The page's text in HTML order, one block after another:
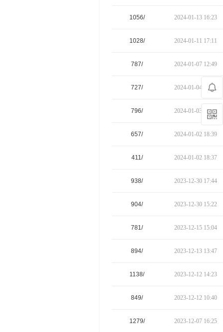
1056/ 2024-01-13 16:23
1028/ 2024-01-11 17:11
787/ 2024-01-07 12:49
727/ 2024-01-04 18:39
796/ 2024-01-03 09:55
657/ 2024-01-02 18:39
411/ 2024-01-02 18:37
938/ 2023-12-30 17:44
904/ 2023-12-30 15:22
781/ 2023-12-15 15:04
894/ 2023-12-13 13:47
1138/ 2023-12-12 14:23
849/ 2023-12-12 10:40
1279/ 2023-12-07 16:25